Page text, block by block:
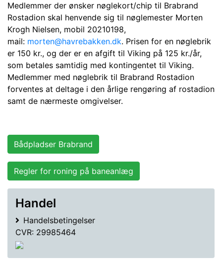
Medlemmer der ønsker nøglekort/chip til Brabrand
Rostadion skal henvende sig til nøglemester Morten
Krogh Nielsen, mobil 20210198,
mail: morten@havrebakken.dk. Prisen for en nøglebrik
er 150 kr., og der er en afgift til Viking på 125 kr./år,
som betales samtidig med kontingentet til Viking.
Medlemmer med nøglebrik til Brabrand Rostadion
forventes at deltage i den årlige rengøring af rostadion
samt de nærmeste omgivelser.
Bådpladser Brabrand
Regler for roning på baneanlæg
Handel
Handelsbetingelser
CVR: 29985464